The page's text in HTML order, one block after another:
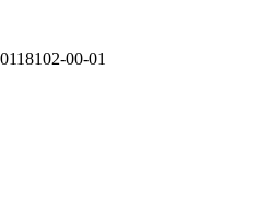
00-01